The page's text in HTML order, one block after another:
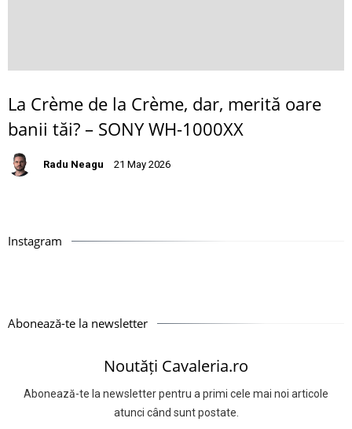
La Crème de la Crème, dar, merită oare
banii tăi? – SONY WH-1000XX
Radu Neagu 21 May 2026
Instagram
Abonează-te la newsletter
Noutăți Cavaleria.ro
Abonează-te la newsletter pentru a primi cele mai noi articole
atunci când sunt postate.